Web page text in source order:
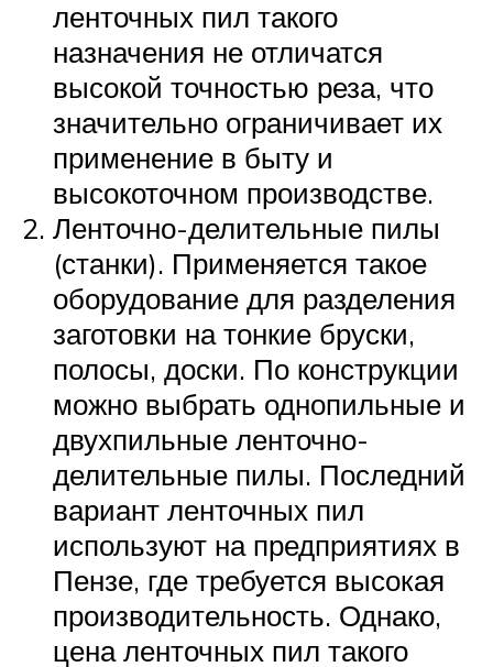
ленточных пил такого
назначения не отличатся
высокой точностью реза, что
значительно ограничивает их
применение в быту и
высокоточном производстве.
Ленточно-делительные пилы
(станки). Применяется такое
оборудование для разделения
заготовки на тонкие бруски,
полосы, доски. По конструкции
можно выбрать однопильные и
двухпильные ленточно-
делительные пилы. Последний
вариант ленточных пил
используют на предприятиях в
Пензе, где требуется высокая
производительность. Однако,
цена ленточных пил такого